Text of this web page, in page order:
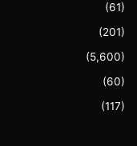
(61)
(201)
(5,600)
(60)
(117)